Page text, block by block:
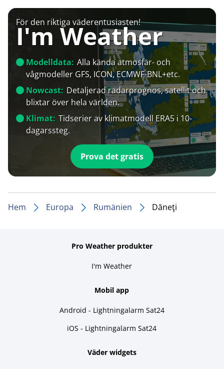
För den riktiga väderentusiasten!
I'm Weather
Modelldata: Alla kända atmosfär- och
vågmodeller GFS, ICON, ECMWF-BNL+etc.
Nowcast: Detaljerad radarprognos, satellit och
blixtar över hela världen.
Klimat: Tidserier av klimatmodell ERA5 i 10-
dagarssteg.
Prova det gratis
Hem Europa Rumänien Dăneţi
Pro Weather produkter
I'm Weather
Mobil app
Android - Lightningalarm Sat24
iOS - Lightningalarm Sat24
Väder widgets